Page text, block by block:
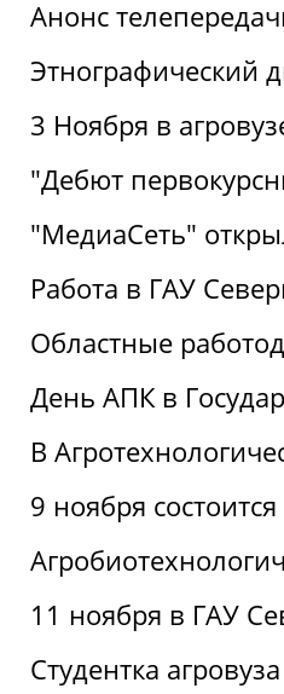
Анонс
Этнографический
3 Ноября в
"Дебют
"МедиаСеть"
Работа в ГАУ
Областные
День АПК в
В
9 ноября
11 ноября в ГАУ
Студентка